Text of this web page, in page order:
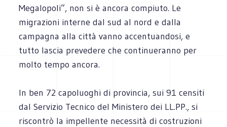
Megalopoli”, non si è ancora compiuto. Le
migrazioni interne dal sud al nord e dalla
campagna alla città vanno accentuandosi, e
tutto lascia prevedere che continueranno per
molto tempo ancora.
In ben 72 capoluoghi di provincia, sui 91 censiti
dal Servizio Tecnico del Ministero dei LL.PP., si
riscontrò la impellente necessità di costruzioni